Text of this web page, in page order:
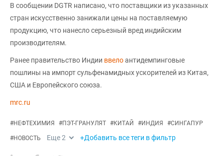
В сообщении DGTR написано, что поставщики из указанных
стран искусственно занижали цены на поставляемую
продукцию, что нанесло серьезный вред индийским
производителям.
Ранее правительство Индии ввелоантидемпинговые
пошлины на импорт сульфенамидных ускорителей из Китая,
США и Европейского союза.
mrc.ru
#НЕФТЕХИМИЯ #ПЭТ-ГРАНУЛЯТ #КИТАЙ #ИНДИЯ #СИНГАПУР
#НОВОСТЬ Еще2 +Добавить все теги в фильтр